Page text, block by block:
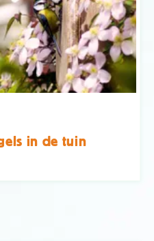
in de tuin